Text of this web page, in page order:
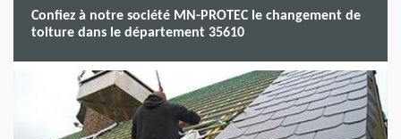
Confiez à notre société MN-PROTEC le changement de
toiture dans le département 35610